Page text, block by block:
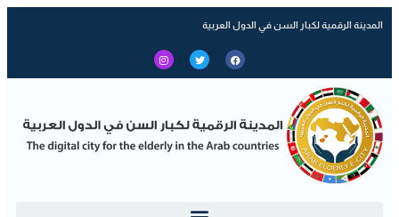
المدينة الرقمية لكبار السن في الدول العربية